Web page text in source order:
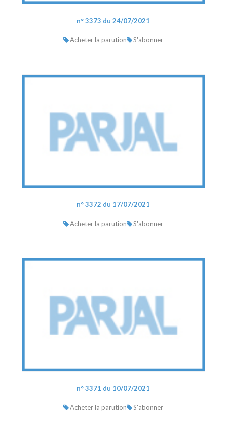
n° 3373 du 24/07/2021
Acheter la parution S'abonner
n° 3372 du 17/07/2021
Acheter la parution S'abonner
n° 3371 du 10/07/2021
Acheter la parution S'abonner